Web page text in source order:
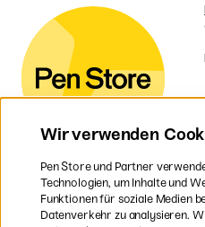
Wir verwenden
Pen Store und Partner
Technologien, um Inhalte und
Funktionen für soziale Medien
Datenverkehr zu analysieren.